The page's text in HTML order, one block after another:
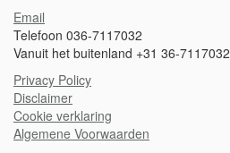
Email
Telefoon 036-7117032
Vanuit het buitenland +31 36-7117032
Privacy Policy
Disclaimer
Cookie verklaring
Algemene Voorwaarden